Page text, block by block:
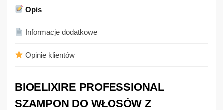
Opis
Informacje dodatkowe
Opinie klientów
BIOELIXIRE PROFESSIONAL
SZAMPON DO WŁOSÓW Z